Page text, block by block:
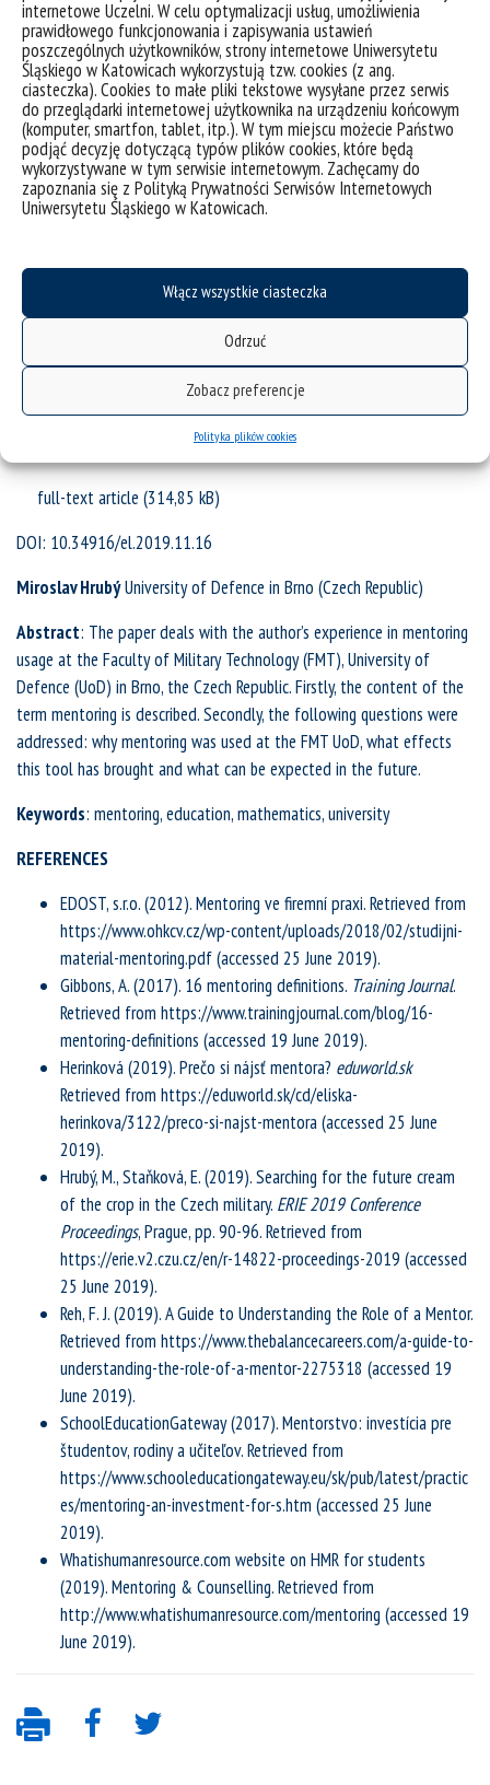
internetowe Uczelni. W celu optymalizacji usług, umożliwienia
prawidłowego funkcjonowania i zapisywania ustawień
poszczególnych użytkowników, strony internetowe Uniwersytetu
Śląskiego w Katowicach wykorzystują tzw. cookies (z ang.
ciasteczka). Cookies to małe pliki tekstowe wysyłane przez serwis
do przeglądarki internetowej użytkownika na urządzeniu końcowym
(komputer, smartfon, tablet, itp.). W tym miejscu możecie Państwo
podjąć decyzję dotyczącą typów plików cookies, które będą
wykorzystywane w tym serwisie internetowym. Zachęcamy do
zapoznania się z Polityką Prywatności Serwisów Internetowych
Uniwersytetu Śląskiego w Katowicach.
Włącz wszystkie ciasteczka
Odrzuć
Zobacz preferencje
Polityka plików cookies
full-text article
DOI: 10.34916/el.2019.11.16
Miroslav HrubýUniversity of Defence in Brno (Czech Republic)
Abstract: The paper deals with the author’s experience in mentoring
usage at the Faculty of Military Technology (FMT), University of
Defence (UoD) in Brno, the Czech Republic. Firstly, the content of the
term mentoring is described. Secondly, the following questions were
addressed: why mentoring was used at the FMT UoD, what effects
this tool has brought and what can be expected in the future.
Keywords: mentoring, education, mathematics, university
REFERENCES
EDOST, s.r.o. (2012). Mentoring ve firemní praxi. Retrieved from
https://www.ohkcv.cz/wp-content/uploads/2018/02/studijni-
material-mentoring.pdf (accessed 25 June 2019).
Gibbons, A. (2017). 16 mentoring definitions. Training Journal.
Retrieved from https://www.trainingjournal.com/blog/16-
mentoring-definitions (accessed 19 June 2019).
Herinková (2019). Prečo si nájsť mentora? eduworld.sk
Retrieved from https://eduworld.sk/cd/eliska-
herinkova/3122/preco-si-najst-mentora (accessed 25 June
2019).
Hrubý, M., Staňková, E. (2019). Searching for the future cream
of the crop in the Czech military. ERIE 2019 Conference
Proceedings, Prague, pp. 90-96. Retrieved from
https://erie.v2.czu.cz/en/r-14822-proceedings-2019 (accessed
25 June 2019).
Reh, F. J. (2019). A Guide to Understanding the Role of a Mentor.
Retrieved from https://www.thebalancecareers.com/a-guide-to-
understanding-the-role-of-a-mentor-2275318 (accessed 19
June 2019).
SchoolEducationGateway (2017). Mentorstvo: investícia pre
študentov, rodiny a učiteľov. Retrieved from
https://www.schooleducationgateway.eu/sk/pub/latest/practic
es/mentoring-an-investment-for-s.htm (accessed 25 June
2019).
Whatishumanresource.com website on HMR for students
(2019). Mentoring & Counselling. Retrieved from
http://www.whatishumanresource.com/mentoring (accessed 19
June 2019).
41
42
Czasopismo "Edukacja Międzykulturowa"
Postępowania doktorskie
Serwisy poświęcone nauce